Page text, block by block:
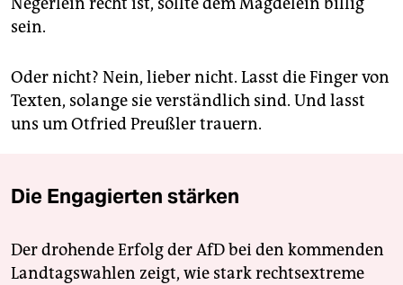
sein.
Oder nicht? Nein, lieber nicht. Lasst die Finger von
Texten, solange sie verständlich sind. Und lasst
uns um Otfried Preußler trauern.
Die Engagierten stärken
Der drohende Erfolg der AfD bei den kommenden
Landtagswahlen zeigt, wie stark rechtsextreme